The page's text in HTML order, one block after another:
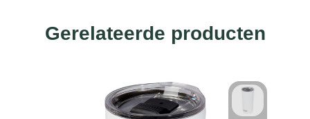
Gerelateerde producten